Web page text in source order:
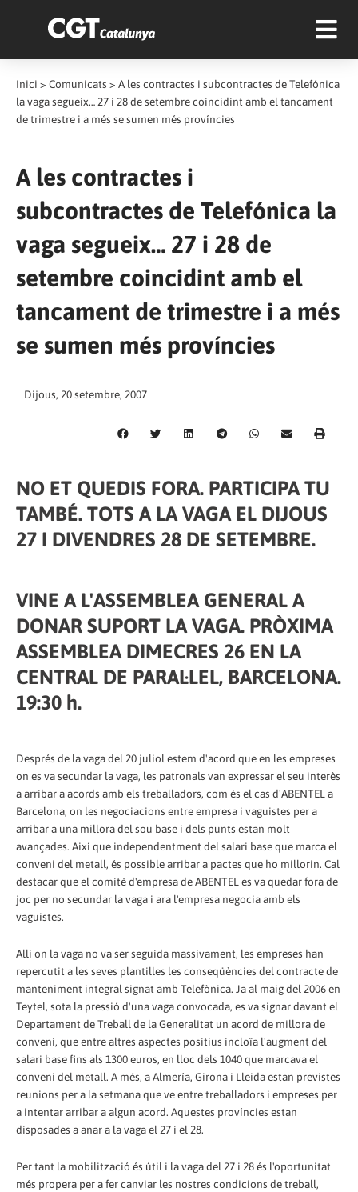
Inici > Comunicats > A les contractes i subcontractes de Telefónica
la vaga segueix… 27 i 28 de setembre coincidint amb el tancament
de trimestre i a més se sumen més províncies
A les contractes i
subcontractes de Telefónica la
vaga segueix… 27 i 28 de
setembre coincidint amb el
tancament de trimestre i a més
se sumen més províncies
Dijous, 20 setembre, 2007
NO ET QUEDIS FORA. PARTICIPA TU
TAMBÉ. TOTS A LA VAGA EL DIJOUS
27 I DIVENDRES 28 DE SETEMBRE.
VINE A L'ASSEMBLEA GENERAL A
DONAR SUPORT LA VAGA. PRÒXIMA
ASSEMBLEA DIMECRES 26 EN LA
CENTRAL DE PARAL·LEL, BARCELONA.
19:30 h.
Després de la vaga del 20 juliol estem d'acord que en les empreses
on es va secundar la vaga, les patronals van expressar el seu interès
a arribar a acords amb els treballadors, com és el cas d'ABENTEL a
Barcelona, on les negociacions entre empresa i vaguistes per a
arribar a una millora del sou base i dels punts estan molt
avançades. Així que independentment del salari base que marca el
conveni del metall, és possible arribar a pactes que ho millorin. Cal
destacar que el comitè d'empresa de ABENTEL es va quedar fora de
joc per no secundar la vaga i ara l'empresa negocia amb els
vaguistes.
Allí on la vaga no va ser seguida massivament, les empreses han
repercutit a les seves plantilles les conseqüències del contracte de
manteniment integral signat amb Telefònica. Ja al maig del 2006 en
Teytel, sota la pressió d'una vaga convocada, es va signar davant el
Departament de Treball de la Generalitat un acord de millora de
conveni, que entre altres aspectes positius incloïa l'augment del
salari base fins als 1300 euros, en lloc dels 1040 que marcava el
conveni del metall. A més, a Almería, Girona i Lleida estan previstes
reunions per a la setmana que ve entre treballadors i empreses per
a intentar arribar a algun acord. Aquestes províncies estan
disposades a anar a la vaga el 27 i el 28.
Per tant la mobilització és útil i la vaga del 27 i 28 és l'oportunitat
més propera per a fer canviar les nostres condicions de treball,